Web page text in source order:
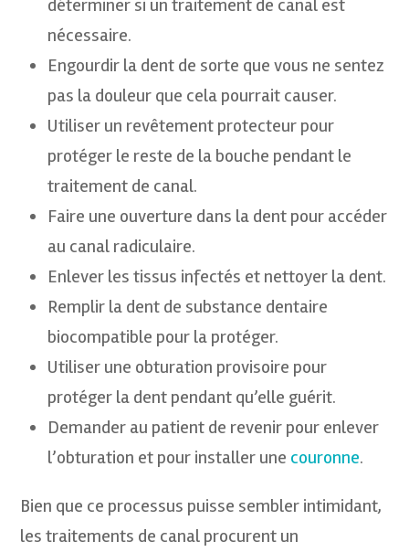
déterminer si un traitement de canal est
nécessaire.
Engourdir la dent de sorte que vous ne sentez
pas la douleur que cela pourrait causer.
Utiliser un revêtement protecteur pour
protéger le reste de la bouche pendant le
traitement de canal.
Faire une ouverture dans la dent pour accéder
au canal radiculaire.
Enlever les tissus infectés et nettoyer la dent.
Remplir la dent de substance dentaire
biocompatible pour la protéger.
Utiliser une obturation provisoire pour
protéger la dent pendant qu’elle guérit.
Demander au patient de revenir pour enlever
l’obturation et pour installer une couronne.
Bien que ce processus puisse sembler intimidant,
les traitements de canal procurent un